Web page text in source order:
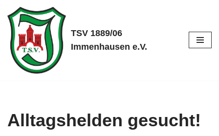
Zum
Inhalt
springen
TSV 1889/06
Immenhausen e.V.
Alltagshelden gesucht!